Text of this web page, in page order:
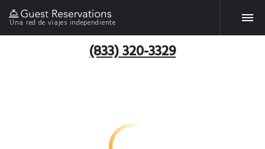
Una red de viajes independiente
(833) 320-3329